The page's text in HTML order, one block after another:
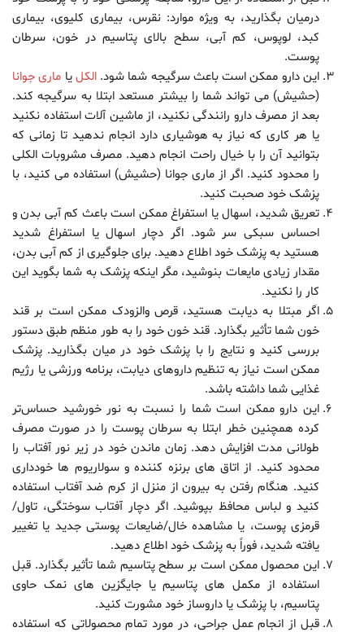
درمیان بگذارید، به ویژه موارد: نقرس، بیماری کلیوی، بیماری
کبد، لوپوس، کم آبی، سطح بالای پتاسیم در خون، سرطان
پوست.
این دارو ممکن است باعث سرگیجه شما شود.الکلیا ماری جوانا
(حشیش) می تواند شما را بیشتر مستعد ابتلا به سرگیجه کند.
بعد از مصرف دارو رانندگی نکنید، از ماشین آلات استفاده نکنید
یا هر کاری که نیاز به هوشیاری دارد انجام ندهید تا زمانی که
بتوانید آن را با خیال راحت انجام دهید. مصرف مشروبات الکلی
را محدود کنید. اگر از ماری جوانا (حشیش) استفاده می کنید، با
پزشک خود صحبت کنید.
تعریق شدید، اسهال یا استفراغ ممکن است باعث کم آبی بدن و
احساس سبکی سر شود. اگر دچار اسهال یا استفراغ شدید
هستید به پزشک خود اطلاع دهید. برای جلوگیری از کم آبی بدن،
مقدار زیادی مایعات بنوشید، مگر اینکه پزشک به شما بگوید این
کار را نکنید.
اگر مبتلا به دیابت هستید، قرص والزودک ممکن است بر قند
خون شما تأثیر بگذارد. قند خون خود را به طور منظم طبق دستور
بررسی کنید و نتایج را با پزشک خود در میان بگذارید. پزشک
ممکن است نیاز به تنظیم داروهای دیابت، برنامه ورزشی یا رژیم
غذایی شما داشته باشد.
این دارو ممکن است شما را نسبت به نور خورشید حساس‌تر
کرده همچنین خطر ابتلا به سرطان پوست را در صورت مصرف
طولانی مدت افزایش دهد. زمان ماندن خود در زیر نور آفتاب را
محدود کنید. از اتاق های برنزه کننده و سولاریوم ها خودداری
کنید. هنگام رفتن به بیرون از منزل از کرم ضد آفتاب استفاده
کنید و لباس محافظ بپوشید. اگر دچار آفتاب سوختگی، تاول/
قرمزی پوست، یا مشاهده خال/ضایعات پوستی جدید یا تغییر
یافته شدید، فوراً به پزشک خود اطلاع دهید.
این محصول ممکن است بر سطح پتاسیم شما تأثیر بگذارد. قبل
استفاده از مکمل های پتاسیم یا جایگزین های نمک حاوی
پتاسیم، با پزشک یا داروساز خود مشورت کنید.
قبل از انجام عمل جراحی، در مورد تمام محصولاتی که استفاده